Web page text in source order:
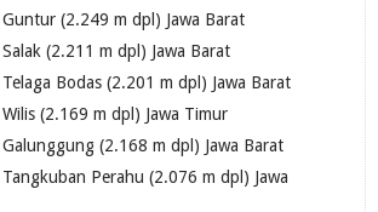
(2.249 m dpl) Jawa Barat
(2.211 m dpl) Jawa Barat
Bodas (2.201 m dpl) Jawa Barat
(2.169 m dpl) Jawa Timur
(2.168 m dpl) Jawa Barat
Perahu (2.076 m dpl) Jawa